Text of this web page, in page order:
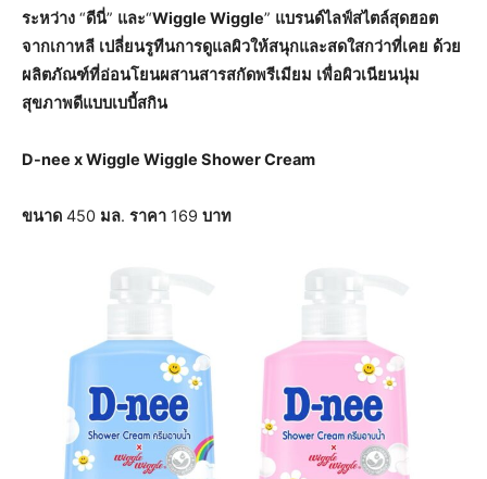
ระหว่าง “ดีนี่” และ“Wiggle Wiggle” แบรนด์ไลฟ์สไตล์สุดฮอต
จากเกาหลี เปลี่ยนรูทีนการดูแลผิวให้สนุกและสดใสกว่าที่เคย ด้วย
ผลิตภัณฑ์ที่อ่อนโยนผสานสารสกัดพรีเมียม เพื่อผิวเนียนนุ่ม
สุขภาพดีแบบเบบี้สกิน
D-nee x Wiggle Wiggle Shower Cream
ขนาด 450 มล. ราคา 169 บาท